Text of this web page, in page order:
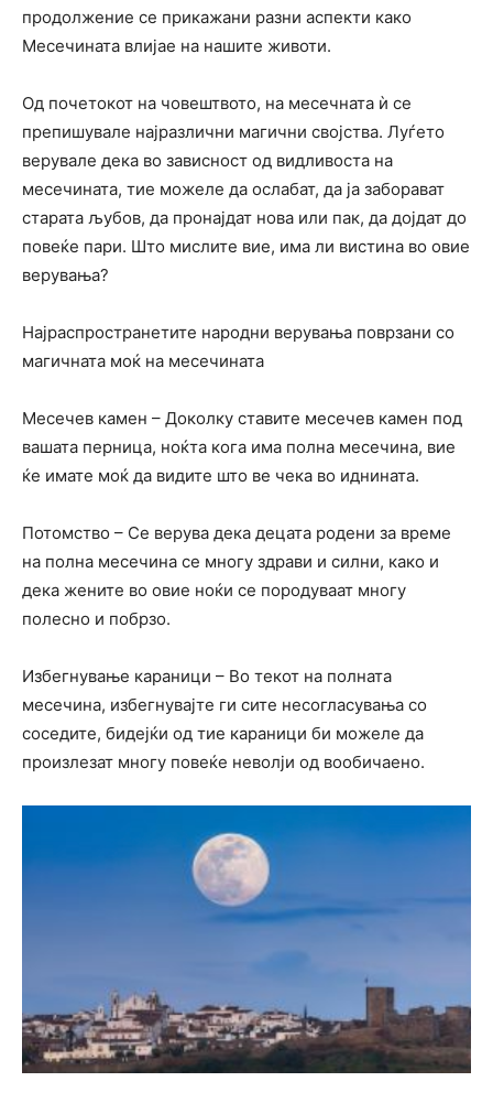
продолжение се прикажани разни аспекти како
Месечината влијае на нашите животи.
Од почетокот на човештвото, на месечната ѝ се
препишувале најразлични магични својства. Луѓето
верувале дека во зависност од видливоста на
месечината, тие можеле да ослабат, да ја заборават
старата љубов, да пронајдат нова или пак, да дојдат до
повеќе пари. Што мислите вие, има ли вистина во овие
верувања?
Најраспространетите народни верувања поврзани со
магичната моќ на месечината
Месечев камен – Доколку ставите месечев камен под
вашата перница, ноќта кога има полна месечина, вие
ќе имате моќ да видите што ве чека во иднината.
Потомство – Се верува дека децата родени за време
на полна месечина се многу здрави и силни, како и
дека жените во овие ноќи се породуваат многу
полесно и побрзо.
Избегнување караници – Во текот на полната
месечина, избегнувајте ги сите несогласувања со
соседите, бидејќи од тие караници би можеле да
произлезат многу повеќе неволји од вообичаено.